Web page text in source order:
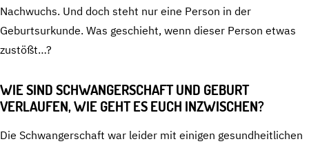
Nachwuchs. Und doch steht nur eine Person in der
Geburtsurkunde. Was geschieht, wenn dieser Person etwas
zustößt…?
WIE SIND SCHWANGERSCHAFT UND GEBURT
VERLAUFEN, WIE GEHT ES EUCH INZWISCHEN?
Die Schwangerschaft war leider mit einigen gesundheitlichen